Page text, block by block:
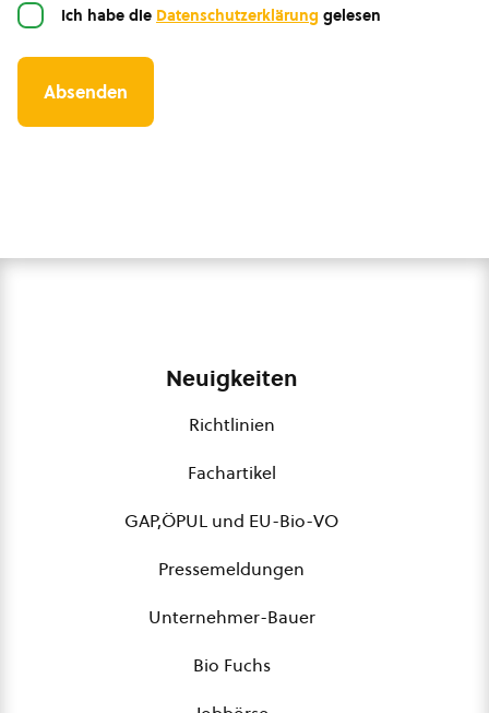
Ich habe die Datenschutzerklärung gelesen
Neuigkeiten
Richtlinien
Fachartikel
GAP,ÖPUL und EU-Bio-VO
Pressemeldungen
Unternehmer-Bauer
Bio Fuchs